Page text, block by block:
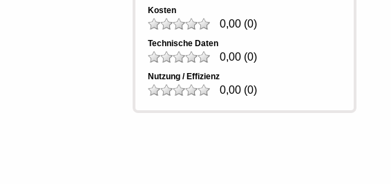
Kosten
0,00 (0)
Technische Daten
0,00 (0)
Nutzung / Effizienz
0,00 (0)